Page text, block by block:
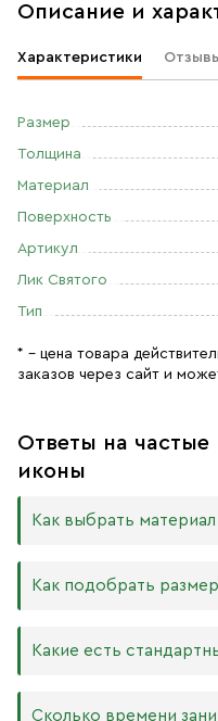
Описание и
Характеристики
Размер
Толщина
Материал
Поверхность
Артикул
Лик Святого
Тип
* – цена товара
заказов через сайт и
Ответы на частые
иконы
Как выбрать
Мы изготавливаем иконы
МДФ.
Как подобрать
Никаких строгих правил
иконостас, можно
Какие есть
Сколько времени